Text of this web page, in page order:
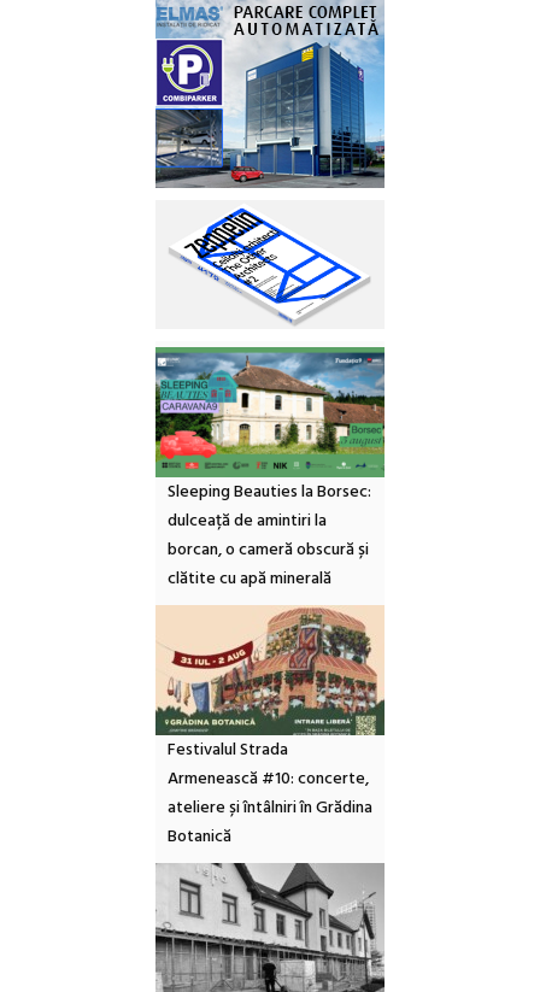
Sleeping Beauties la Borsec:
dulceață de amintiri la
borcan, o cameră obscură și
clătite cu apă minerală
Festivalul Strada
Armenească #10: concerte,
ateliere și întâlniri în Grădina
Botanică